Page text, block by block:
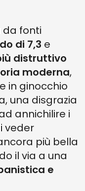
da fonti
di 7,3 e
distruttivo
moderna,
in ginocchio
una disgrazia
annichilire i
veder
più bella
il via a una
e